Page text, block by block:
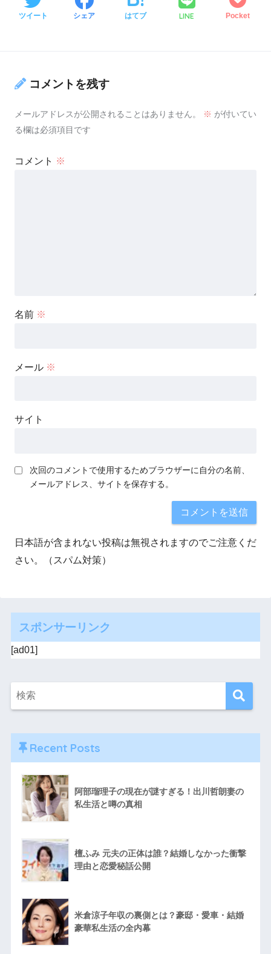
ツイート シェア はてブ LINE Pocket
コメントを残す
メールアドレスが公開されることはありません。 ※ が付いてい
る欄は必須項目です
コメント ※
名前 ※
メール ※
サイト
次回のコメントで使用するためブラウザーに自分の名前、
メールアドレス、サイトを保存する。
日本語が含まれない投稿は無視されますのでご注意くだ
さい。（スパム対策）
スポンサーリンク
[ad01]
Recent Posts
阿部瑠理子の現在が謎すぎる！出川哲朗妻の
私生活と噂の真相
檀ふみ 元夫の正体は誰？結婚しなかった衝撃
理由と恋愛秘話公開
米倉涼子年収の裏側とは？豪邸・愛車・結婚
豪華私生活の全内幕